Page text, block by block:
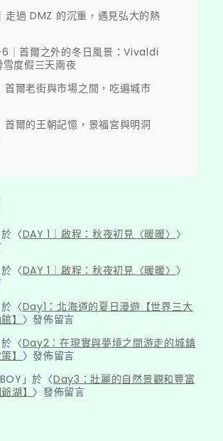
走過 DMZ 的沉重，遇見弘大的熱
｜首爾之外的冬日風景：Vivaldi
度假三天兩夜
首爾老街與市場之間，吃遍城市
首爾的王朝記憶，景福宮與明洞
於〈DAY 1｜啟程：秋夜初見〈暖暖〉 〉
於〈DAY 1｜啟程：秋夜初見〈暖暖〉 〉
於〈Day1：北海道的夏日漫遊【世界三大
】 〉發佈留言
於〈Day2：在現實與夢境之間游走的城鎮
】 〉發佈留言
」於〈Day3：壯麗的自然景觀和豐富
湖】 〉發佈留言